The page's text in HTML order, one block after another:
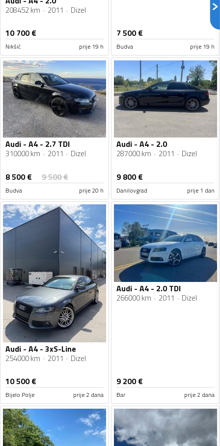
208452 km 2011 Dizel
10 700€
Nikšić prije 19 h
7 500€
Budva prije 19 h
Audi - A4 - 2.7 TDI
310000 km 2011 Dizel
8 500€ 9 500€
Budva prije 20 h
Audi - A4 - 2.0
287000 km 2011 Dizel
9 800€
Danilovgrad prije 1 dan
Audi - A4 - 3xS-Line
254000 km 2011 Dizel
10 500€
Bijelo Polje prije 2 dana
Audi - A4 - 2.0 TDI
266000 km 2011 Dizel
9 200€
Bar prije 2 dana